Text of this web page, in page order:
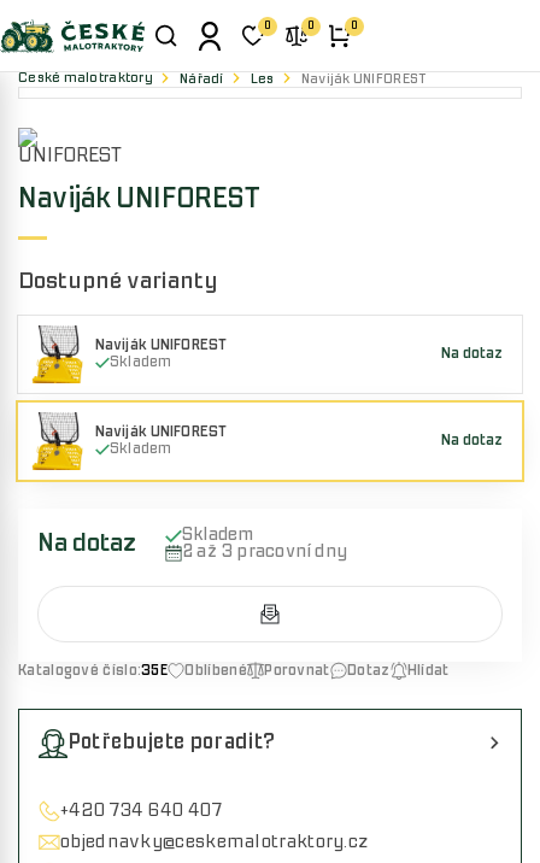
0 0 0
České malotraktory Nářadí Les Naviják UNIFOREST
Naviják UNIFOREST
Dostupné varianty
Naviják UNIFOREST
Skladem
Na dotaz
Naviják UNIFOREST
Skladem
Na dotaz
Na dotaz
Skladem
2 až 3 pracovní dny
Katalogové číslo:35E Oblíbené Porovnat Dotaz Hlídat
Potřebujete poradit?
+420 734 640 407
objednavky@ceskemalotraktory.cz